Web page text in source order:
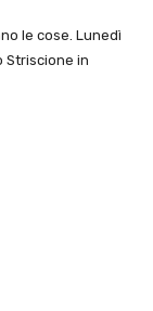
le cose. Lunedì
Striscione in